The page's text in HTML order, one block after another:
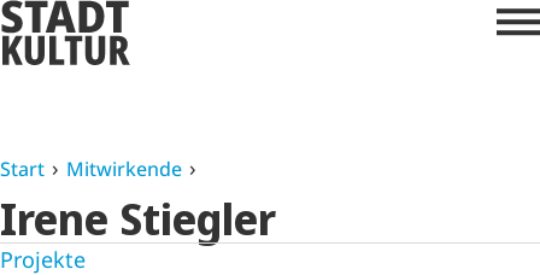
Start Mitwirkende
Irene Stiegler
Projekte